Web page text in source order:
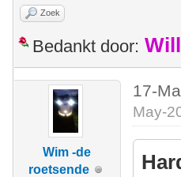
Zoek
Bedankt door:
Wim -de
roetsende
17-
May-